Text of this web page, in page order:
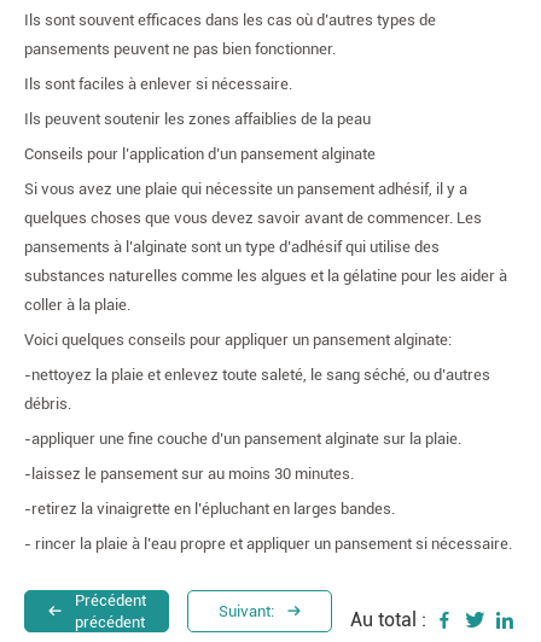
Ils sont souvent efficaces dans les cas où d’autres types de
pansements peuvent ne pas bien fonctionner.
Ils sont faciles à enlever si nécessaire.
Ils peuvent soutenir les zones affaiblies de la peau
Conseils pour l’application d’un pansement alginate
Si vous avez une plaie qui nécessite un pansement adhésif, il y a
quelques choses que vous devez savoir avant de commencer. Les
pansements à l’alginate sont un type d’adhésif qui utilise des
substances naturelles comme les algues et la gélatine pour les aider à
coller à la plaie.
Voici quelques conseils pour appliquer un pansement alginate:
-nettoyez la plaie et enlevez toute saleté, le sang séché, ou d’autres
débris.
-appliquer une fine couche d’un pansement alginate sur la plaie.
-laissez le pansement sur au moins 30 minutes.
-retirez la vinaigrette en l’épluchant en larges bandes.
- rincer la plaie à l’eau propre et appliquer un pansement si nécessaire.
Précédent
précédent
Suivant: Au total :